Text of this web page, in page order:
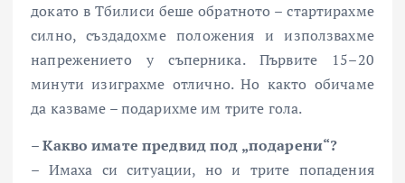
докато в Тбилиси беше обратното – стартирахме
силно, създадохме положения и използвахме
напрежението у съперника. Първите 15–20
минути изиграхме отлично. Но както обичаме
да казваме – подарихме им трите гола.
– Какво имате предвид под „подарени“?
– Имаха си ситуации, но и трите попадения